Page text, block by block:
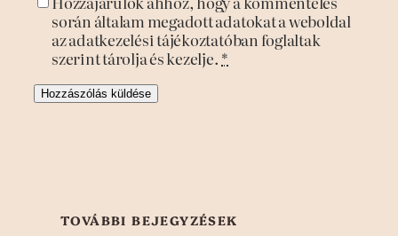
során általam megadott adatokat a weboldal
az adatkezelési tájékoztatóban foglaltak
szerint tárolja és kezelje. *
TOVÁBBI BEJEGYZÉSEK